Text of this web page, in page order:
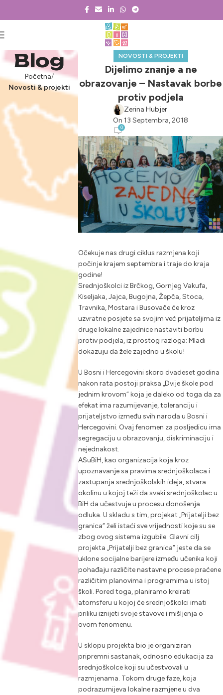
Blog
Početna
Novosti & projekti
NOVOSTI & PROJEKTI
Dijelimo znanje a ne
obrazovanje – Nastavak borbe
protiv podjela
Zerina Hubjer
On 13 Septembra, 2018
0
Očekuje nas drugi ciklus razmjena koji
počinje krajem septembra i traje do kraja
godine!
Srednjoškolci iz Brčkog, Gornjeg Vakufa,
Kiseljaka, Jajca, Bugojna, Žepča, Stoca,
Travnika, Mostara i Busovače će kroz
uzvratne posjete sa svojim već prijateljima iz
druge lokalne zajednice nastaviti borbu
protiv podjela, iz prostog razloga: Mladi
dokazuju da žele zajedno u školu!
U Bosni i Hercegovini skoro dvadeset godina
nakon rata postoji praksa „Dvije škole pod
jednim krovom“ koja je daleko od toga da za
efekat ima razumijevanje, toleranciju i
prijateljstvo između svih naroda u Bosni i
Hercegovini. Ovaj fenomen za posljedicu ima
segregaciju u obrazovanju, diskriminaciju i
nejednakost.
ASuBiH, kao organizacija koja kroz
upoznavanje sa pravima srednjoškolaca i
zastupanja srednjoškolskih ideja, stvara
okolinu u kojoj teži da svaki srednjoškolac u
BiH da učestvuje u procesu donošenja
odluka. U skladu s tim, projekat „Prijatelji bez
granica“ želi istaći sve vrijednosti koje su se
zbog ovog sistema izgubile. Glavni cilj
projekta „Prijatelji bez granica“ jeste da se
uklone socijalne barijere između učenika koji
pohađaju različite nastavne procese praćene
različitim planovima i programima u istoj
školi. Pored toga, planiramo kreirati
atomsferu u kojoj će srednjoškolci imati
priliku iznijeti svoje stavove i mišljenja o
ovom fenomenu.
U sklopu projekta bio je organiziran
pripremni sastanak, odnosno edukacija za
srednjoškolce koji su učestvovali u
razmjenama. Tokom druge faze, koja
podrazumijeva lokalne razmjene u dva